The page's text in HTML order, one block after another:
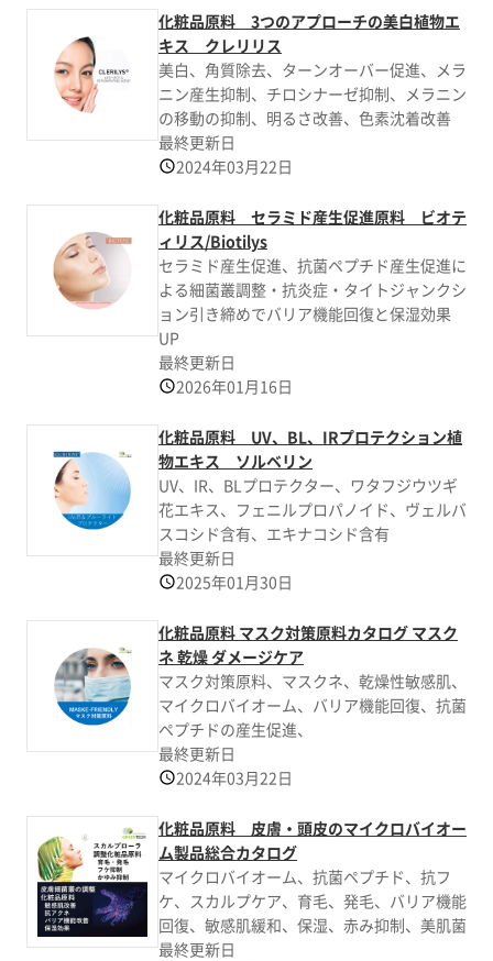
化粧品原料 3つのアプローチの美白植物エ
キス クレリリス
美白、角質除去、ターンオーバー促進、メラ
ニン産生抑制、チロシナーゼ抑制、メラニン
の移動の抑制、明るさ改善、色素沈着改善
最終更新日
2024年03月22日
化粧品原料 セラミド産生促進原料 ビオテ
ィリス/Biotilys
セラミド産生促進、抗菌ペプチド産生促進に
よる細菌叢調整・抗炎症・タイトジャンクシ
ョン引き締めでバリア機能回復と保湿効果
UP
最終更新日
2026年01月16日
化粧品原料 UV、BL、IRプロテクション植
物エキス ソルベリン
UV、IR、BLプロテクター、ワタフジウツギ
花エキス、フェニルプロパノイド、ヴェルバ
スコシド含有、エキナコシド含有
最終更新日
2025年01月30日
化粧品原料 マスク対策原料カタログ マスク
ネ 乾燥 ダメージケア
マスク対策原料、マスクネ、乾燥性敏感肌、
マイクロバイオーム、バリア機能回復、抗菌
ペプチドの産生促進、
最終更新日
2024年03月22日
化粧品原料 皮膚・頭皮のマイクロバイオー
ム製品総合カタログ
マイクロバイオーム、抗菌ペプチド、抗フ
ケ、スカルプケア、育毛、発毛、バリア機能
回復、敏感肌緩和、保湿、赤み抑制、美肌菌
最終更新日